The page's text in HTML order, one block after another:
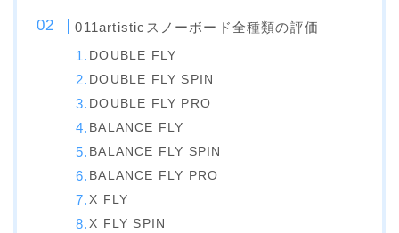
BENT METAL
BURTON
DRAKE
FLOW
FLUX
011artisticスノーボード全種類の評価
DOUBLE FLY
DOUBLE FLY SPIN
DOUBLE FLY PRO
BALANCE FLY
BALANCE FLY SPIN
BALANCE FLY PRO
X FLY
X FLY SPIN